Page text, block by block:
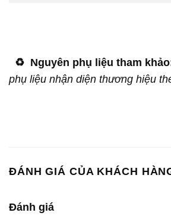
♻️ Nguyên phụ liệu tham
phụ liệu nhận diện thương hiệu
ĐÁNH GIÁ CỦA KHÁCH
Đánh giá